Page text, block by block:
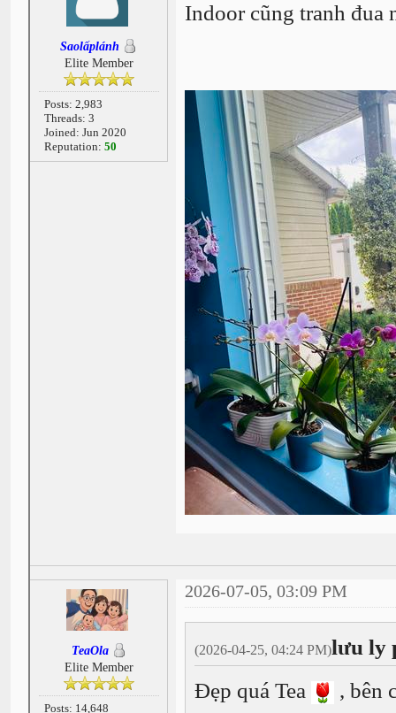
Saolấplánh
Elite Member
Posts: 2,983
Threads: 3
Joined: Jun 2020
Reputation: 50
Indoor cũng tranh đua
TeaOla
Elite Member
Posts: 14,648
2026-07-05, 03:09 PM
(2026-04-25, 04:24 PM)lưu ly
Đẹp quá Tea
, bên